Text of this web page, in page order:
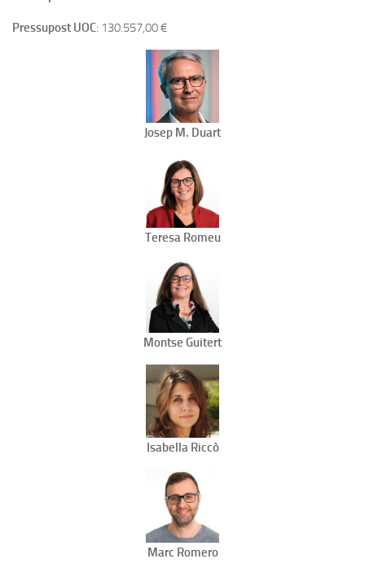
Pressupost UOC: 130.557,00 €
Josep M. Duart
Teresa Romeu
Montse Guitert
Isabella Riccò
Marc Romero